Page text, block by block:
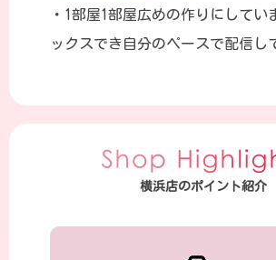
・1部屋1部屋広めの作りにしてい
ックスでき自分のペースで配信し
横浜店のポイント紹介